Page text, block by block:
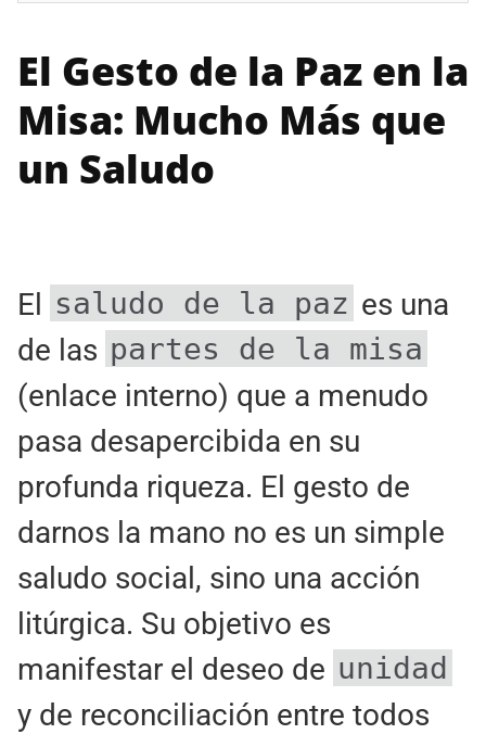
El Gesto de la Paz en la
Misa: Mucho Más que
un Saludo
El saludo de la paz es una
de las partes de la misa
(enlace interno) que a menudo
pasa desapercibida en su
profunda riqueza. El gesto de
darnos la mano no es un simple
saludo social, sino una acción
litúrgica. Su objetivo es
manifestar el deseo de unidad
y de reconciliación entre todos